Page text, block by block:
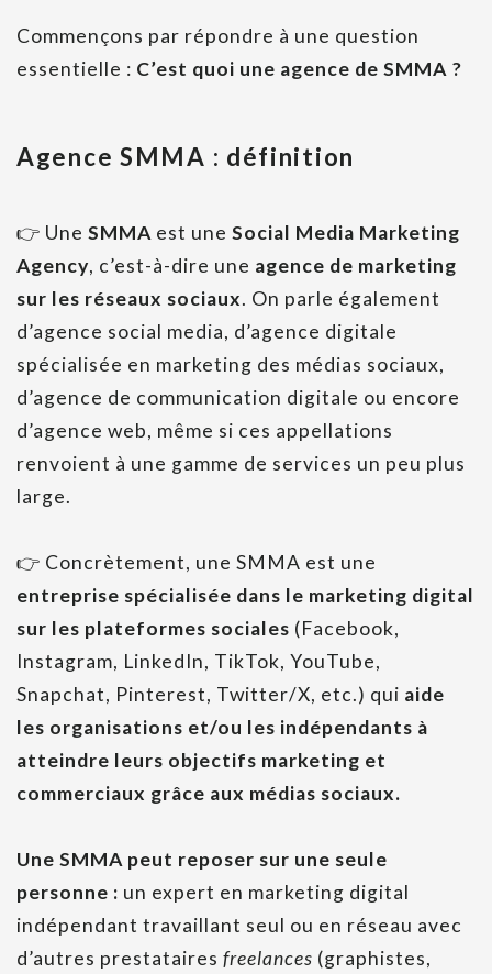
Commençons par répondre à une question
essentielle : C’est quoi une agence de SMMA ?
Agence SMMA : définition
👉 Une SMMA est une Social Media Marketing
Agency, c’est-à-dire une agence de marketing
sur les réseaux sociaux. On parle également
d’agence social media, d’agence digitale
spécialisée en marketing des médias sociaux,
d’agence de communication digitale ou encore
d’agence web, même si ces appellations
renvoient à une gamme de services un peu plus
large.
👉 Concrètement, une SMMA est une
entreprise spécialisée dans le marketing digital
sur les plateformes sociales (Facebook,
Instagram, LinkedIn, TikTok, YouTube,
Snapchat, Pinterest, Twitter/X, etc.) qui aide
les organisations et/ou les indépendants à
atteindre leurs objectifs marketing et
commerciaux grâce aux médias sociaux.
Une SMMA peut reposer sur une seule
personne : un expert en marketing digital
indépendant travaillant seul ou en réseau avec
d’autres prestataires freelances (graphistes,